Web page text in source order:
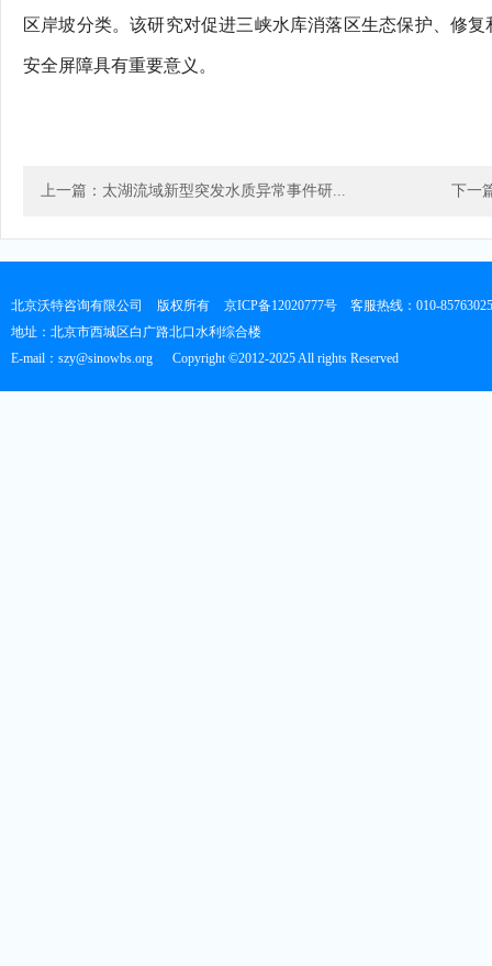
区岸坡分类。该研究对促进三峡水库消落区生态保护、修
安全屏障具有重要意义。
上一篇：太湖流域新型突发水质异常事件研... 下一
北京沃特咨询有限公司 版权所有 京ICP备12020777号 客服热线：010-85763025
地址：北京市西城区白广路北口水利综合楼
E-mail：szy@sinowbs.org
Copyright ©2012-2025 All rights Reserved